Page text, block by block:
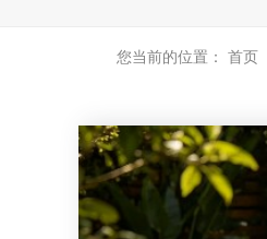
您当前的位置： 首页